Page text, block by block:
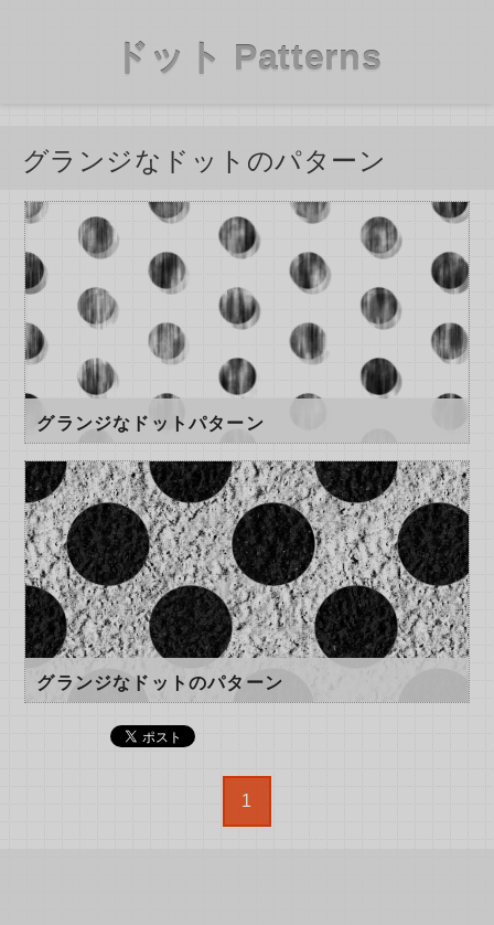
ドット Patterns
グランジなドットのパターン
グランジなドットパターン
グランジなドットのパターン
1